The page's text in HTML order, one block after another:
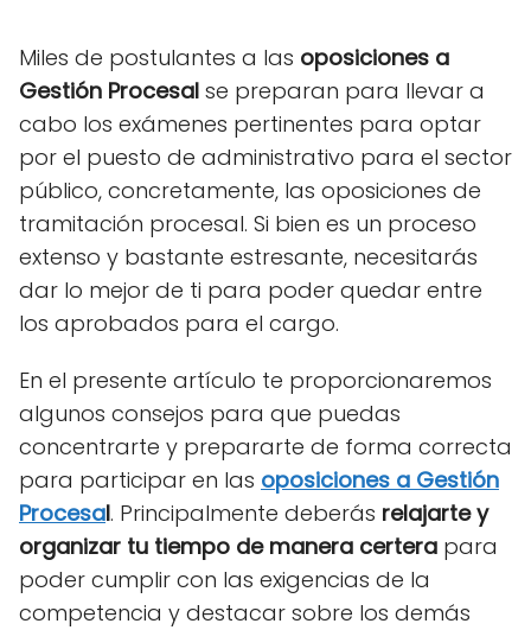
Miles de postulantes a las oposiciones a
Gestión Procesal se preparan para llevar a
cabo los exámenes pertinentes para optar
por el puesto de administrativo para el sector
público, concretamente, las oposiciones de
tramitación procesal. Si bien es un proceso
extenso y bastante estresante, necesitarás
dar lo mejor de ti para poder quedar entre
los aprobados para el cargo.
En el presente artículo te proporcionaremos
algunos consejos para que puedas
concentrarte y prepararte de forma correcta
para participar en las oposiciones a Gestión
Procesal. Principalmente deberás relajarte y
organizar tu tiempo de manera certera para
poder cumplir con las exigencias de la
competencia y destacar sobre los demás